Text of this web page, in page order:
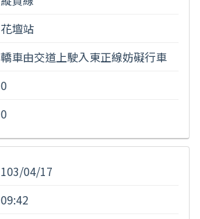
花壇站
轎車由交道上駛入東正線妨礙行車
0
0
103/04/17
09:42